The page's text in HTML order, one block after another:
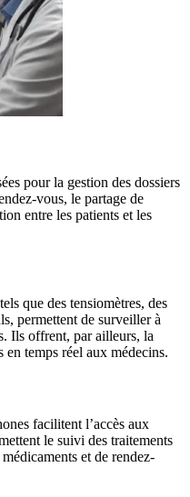
pour la gestion des dossiers
vous, le partage de
entre les patients et les
que des tensiomètres, des
permettent de surveiller à
Ils offrent, par ailleurs, la
en temps réel aux médecins.
facilitent l’accès aux
le suivi des traitements
et de rendez-